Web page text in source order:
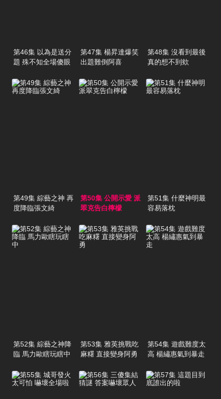
第46集 以為是送分
題 殊不知全場傻眼
第47集 楊昇達爆笑
出題難倒阿喜
第48集 沒看到最後
真的想不到欸
第49集 綜藝之神 再
度降臨張文綺
第50集 公開示愛 派
翠克告白檸檬
第51集 什麼神明最
容易落枕
第52集 綜藝之神降
臨 馬力歐瞎玩瞎中
第53集 雅英挑戰吃
麻糬 直接變身阿勇
第54集 遊戲難度太
高 楊繡惠氣到暴走